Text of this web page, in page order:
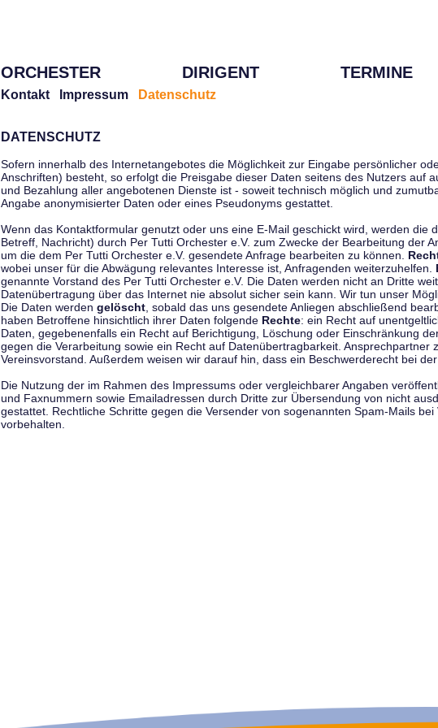
ORCHESTER DIRIGENT TERMINE
Kontakt Impressum Datenschutz
DATENSCHUTZ
Sofern innerhalb des Internetangebotes die Möglichkeit zur Eingabe persönlicher
Anschriften) besteht, so erfolgt die Preisgabe dieser Daten seitens des Nutzers auf
und Bezahlung aller angebotenen Dienste ist - soweit technisch möglich und
Angabe anonymisierter Daten oder eines Pseudonyms gestattet.
Wenn das Kontaktformular genutzt oder uns eine E-Mail geschickt wird, werden die
Betreff, Nachricht) durch Per Tutti Orchester e.V. zum Zwecke der Bearbeitung der
um die dem Per Tutti Orchester e.V. gesendete Anfrage bearbeiten zu können.
wobei unser für die Abwägung relevantes Interesse ist, Anfragenden weiterzuhelfen.
genannte Vorstand des Per Tutti Orchester e.V. Die Daten werden nicht an Dritte
Datenübertragung über das Internet nie absolut sicher sein kann. Wir tun unser
Die Daten werden gelöscht , sobald das uns gesendete Anliegen abschließend
haben Betroffene hinsichtlich ihrer Daten folgende Rechte: ein Recht auf
Daten, gegebenenfalls ein Recht auf Berichtigung, Löschung oder Einschränkung
gegen die Verarbeitung sowie ein Recht auf Datenübertragbarkeit. Ansprechpartner
Vereinsvorstand. Außerdem weisen wir darauf hin, dass ein Beschwerderecht bei
Die Nutzung der im Rahmen des Impressums oder vergleichbarer Angaben
und Faxnummern sowie Emailadressen durch Dritte zur Übersendung von nicht
gestattet. Rechtliche Schritte gegen die Versender von sogenannten Spam-Mails
vorbehalten.